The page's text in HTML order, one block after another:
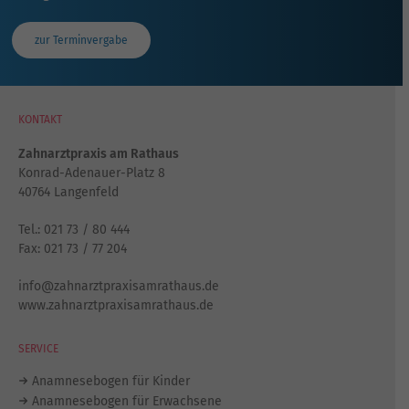
zur Terminvergabe
KONTAKT
Zahnarztpraxis am Rathaus
Konrad-Adenauer-Platz 8
40764 Langenfeld
Tel.: 021 73 / 80 444
Fax: 021 73 / 77 204
info@zahnarztpraxisamrathaus.de
www.zahnarztpraxisamrathaus.de
SERVICE
Anamnesebogen für Kinder
Anamnesebogen für Erwachsene